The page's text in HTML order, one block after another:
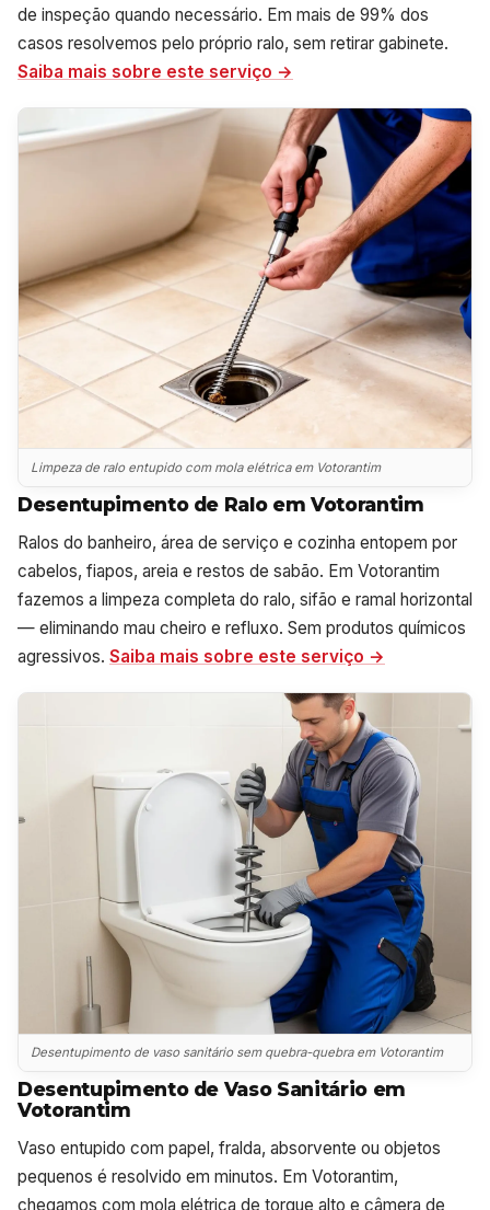
de inspeção quando necessário. Em mais de 99% dos
casos resolvemos pelo próprio ralo, sem retirar gabinete.
Saiba mais sobre este serviço →
Limpeza de ralo entupido com mola elétrica em Votorantim
Desentupimento de Ralo em Votorantim
Ralos do banheiro, área de serviço e cozinha entopem por
cabelos, fiapos, areia e restos de sabão. Em Votorantim
fazemos a limpeza completa do ralo, sifão e ramal horizontal
— eliminando mau cheiro e refluxo. Sem produtos químicos
agressivos. Saiba mais sobre este serviço →
Desentupimento de vaso sanitário sem quebra-quebra em Votorantim
Desentupimento de Vaso Sanitário em
Votorantim
Vaso entupido com papel, fralda, absorvente ou objetos
pequenos é resolvido em minutos. Em Votorantim,
chegamos com mola elétrica de torque alto e câmera de